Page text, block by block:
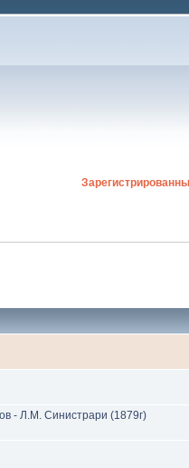
- Л.М. Синистрари (1879г)